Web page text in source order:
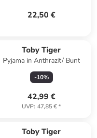
22,50 €
Toby Tiger
Pyjama in Anthrazit/ Bunt
-10%
42,99 €
UVP: 47,85 €*
Toby Tiger